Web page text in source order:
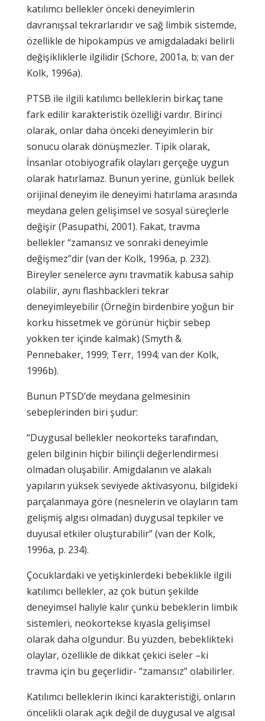
katılımcı bellekler önceki deneyimlerin
davranışsal tekrarlarıdır ve sağ limbik sistemde,
özellikle de hipokampüs ve amigdaladaki belirli
değişikliklerle ilgilidir (Schore, 2001a, b; van der
Kolk, 1996a).
PTSB ile ilgili katılımcı belleklerin birkaç tane
fark edilir karakteristik özelliği vardır. Birinci
olarak, onlar daha önceki deneyimlerin bir
sonucu olarak dönüşmezler. Tipik olarak,
İnsanlar otobiyografik olayları gerçeğe uygun
olarak hatırlamaz. Bunun yerine, günlük bellek
orijinal deneyim ile deneyimi hatırlama arasında
meydana gelen gelişimsel ve sosyal süreçlerle
değişir (Pasupathi, 2001). Fakat, travma
bellekler “zamansız ve sonraki deneyimle
değişmez”dir (van der Kolk, 1996a, p. 232).
Bireyler senelerce aynı travmatik kabusa sahip
olabilir, aynı flashbackleri tekrar
deneyimleyebilir (Örneğin birdenbire yoğun bir
korku hissetmek ve görünür hiçbir sebep
yokken ter içinde kalmak) (Smyth &
Pennebaker, 1999; Terr, 1994; van der Kolk,
1996b).
Bunun PTSD’de meydana gelmesinin
sebeplerinden biri şudur:
“Duygusal bellekler neokorteks tarafından,
gelen bilginin hiçbir bilinçli değerlendirmesi
olmadan oluşabilir. Amigdalanın ve alakalı
yapıların yüksek seviyede aktivasyonu, bilgideki
parçalanmaya göre (nesnelerin ve olayların tam
gelişmiş algısı olmadan) duygusal tepkiler ve
duyusal etkiler oluşturabilir” (van der Kolk,
1996a, p. 234).
Çocuklardaki ve yetişkinlerdeki bebeklikle ilgili
katılımcı bellekler, az çok bütün şekilde
deneyimsel haliyle kalır çünkü bebeklerin limbik
sistemleri, neokortekse kıyasla gelişimsel
olarak daha olgundur. Bu yüzden, bebeklikteki
olaylar, özellikle de dikkat çekici iseler –ki
travma için bu geçerlidir- “zamansız” olabilirler.
Katılımcı belleklerin ikinci karakteristiği, onların
öncelikli olarak açık değil de duygusal ve algısal